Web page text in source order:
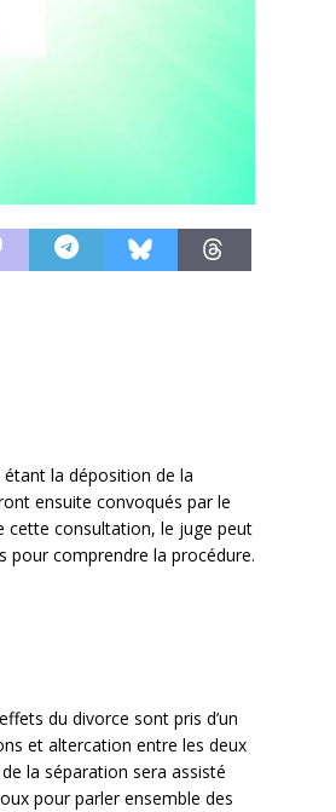
la déposition de la
ensuite convoqués par le
cette consultation, le juge peut
pour comprendre la procédure.
du divorce sont pris d’un
et altercation entre les deux
la séparation sera assisté
pour parler ensemble des